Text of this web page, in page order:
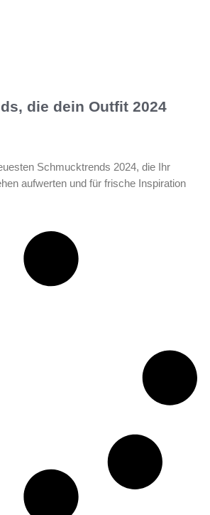
die dein Outfit 2024
Schmucktrends 2024, die Ihr
aufwerten und für frische Inspiration